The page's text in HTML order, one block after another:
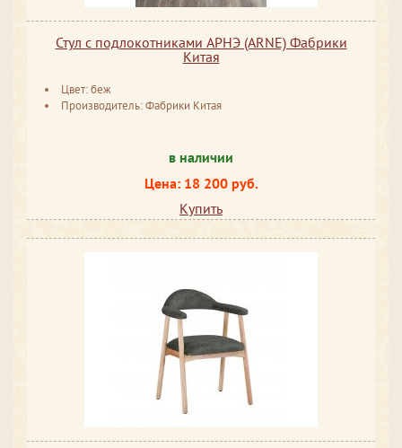
Стул с подлокотниками АРНЭ (ARNE) Фабрики
Китая
Цвет: беж
Производитель: Фабрики Китая
в наличии
Цена: 18 200 руб.
Купить